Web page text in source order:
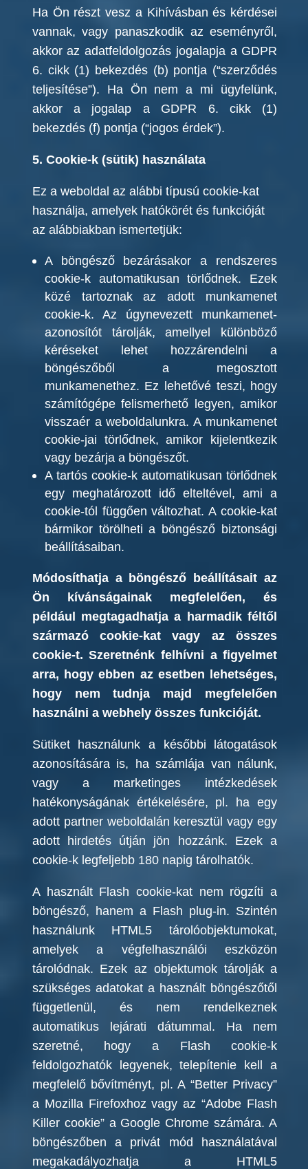
Ha Ön részt vesz a Kihívásban és kérdései
vannak, vagy panaszkodik az eseményről,
akkor az adatfeldolgozás jogalapja a GDPR
6. cikk (1) bekezdés (b) pontja (“szerződés
teljesítése”). Ha Ön nem a mi ügyfelünk,
akkor a jogalap a GDPR 6. cikk (1)
bekezdés (f) pontja (“jogos érdek”).
5. Cookie-k (sütik) használata
Ez a weboldal az alábbi típusú cookie-kat
használja, amelyek hatókörét és funkcióját
az alábbiakban ismertetjük:
A böngésző bezárásakor a rendszeres
cookie-k automatikusan törlődnek. Ezek
közé tartoznak az adott munkamenet
cookie-k. Az úgynevezett munkamenet-
azonosítót tárolják, amellyel különböző
kéréseket lehet hozzárendelni a
böngészőből a megosztott
munkamenethez. Ez lehetővé teszi, hogy
számítógépe felismerhető legyen, amikor
visszaér a weboldalunkra. A munkamenet
cookie-jai törlődnek, amikor kijelentkezik
vagy bezárja a böngészőt.
A tartós cookie-k automatikusan törlődnek
egy meghatározott idő elteltével, ami a
cookie-tól függően változhat. A cookie-kat
bármikor törölheti a böngésző biztonsági
beállításaiban.
Módosíthatja a böngésző beállításait az
Ön kívánságainak megfelelően, és
például megtagadhatja a harmadik féltől
származó cookie-kat vagy az összes
cookie-t. Szeretnénk felhívni a figyelmet
arra, hogy ebben az esetben lehetséges,
hogy nem tudnja majd megfelelően
használni a webhely összes funkcióját.
Sütiket használunk a későbbi látogatások
azonosítására is, ha számlája van nálunk,
vagy a marketinges intézkedések
hatékonyságának értékelésére, pl. ha egy
adott partner weboldalán keresztül vagy egy
adott hirdetés útján jön hozzánk. Ezek a
cookie-k legfeljebb 180 napig tárolhatók.
A használt Flash cookie-kat nem rögzíti a
böngésző, hanem a Flash plug-in. Szintén
használunk HTML5 tárolóobjektumokat,
amelyek a végfelhasználói eszközön
tárolódnak. Ezek az objektumok tárolják a
szükséges adatokat a használt böngészőtől
függetlenül, és nem rendelkeznek
automatikus lejárati dátummal. Ha nem
szeretné, hogy a Flash cookie-k
feldolgozhatók legyenek, telepítenie kell a
megfelelő bővítményt, pl. A “Better Privacy”
a Mozilla Firefoxhoz vagy az “Adobe Flash
Killer cookie” a Google Chrome számára. A
böngészőben a privát mód használatával
megakadályozhatja a HTML5